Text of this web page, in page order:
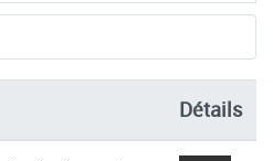
Détails